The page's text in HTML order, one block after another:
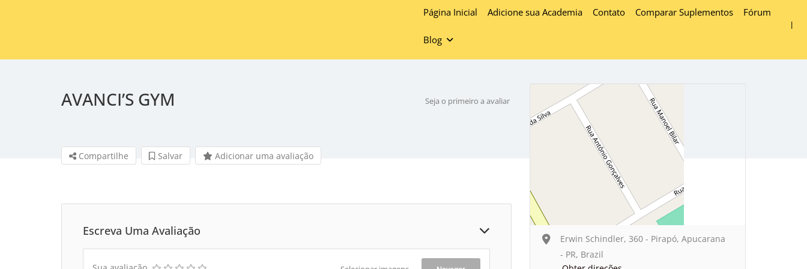
Página Inicial Adicione sua Academia Contato Comparar Suplementos Fórum
Blog
AVANCI’S GYM Seja o primeiro a avaliar
Compartilhe Salvar Adicionar uma avaliação
Escreva Uma Avaliação
Erwin Schindler, 360 - Pirapó, Apucarana
- PR, Brazil